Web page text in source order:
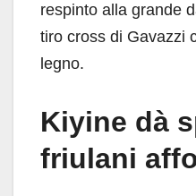
respinto alla grande
tiro cross di Gavazzi
legno.
Kiyine dà
friulani